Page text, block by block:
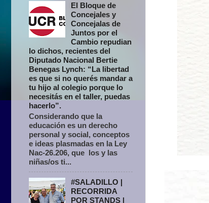
El Bloque de
Concejales y
Concejalas de
Juntos por el
Cambio repudian
lo dichos, recientes del
Diputado Nacional Bertie
Benegas Lynch: “La libertad
es que si no querés mandar a
tu hijo al colegio porque lo
necesitás en el taller, puedas
hacerlo”.
Considerando que la
educación es un derecho
personal y social, conceptos
e ideas plasmadas en la Ley
Nac-26.206, que los y las
niñas/os ti...
#SALADILLO |
RECORRIDA
POR STANDS |